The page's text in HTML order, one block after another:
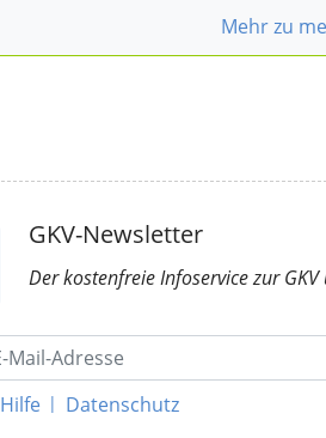
Mehr zu
GKV-Newsletter
Der kostenfreie Infoservicezur GKV
Hilfe | Datenschutz